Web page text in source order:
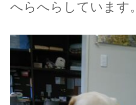
へらへらしています。